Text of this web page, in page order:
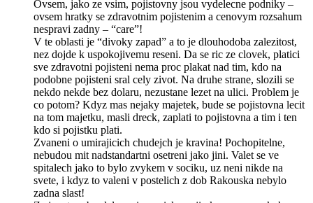
Ovsem, jako ze vsim, pojistovny jsou vydelecne podniky –
ovsem hratky se zdravotnim pojistenim a cenovym rozsahum
nespravi zadny – “care”!
V te oblasti je “divoky zapad” a to je dlouhodoba zalezitost,
nez dojde k uspokojivemu reseni. Da se ric ze clovek, platici
sve zdravotni pojisteni nema proc plakat nad tim, kdo na
podobne pojisteni sral cely zivot. Na druhe strane, slozili se
nekdo nekde bez dolaru, nezustane lezet na ulici. Problem je
co potom? Kdyz mas nejaky majetek, bude se pojistovna lecit
na tom majetku, masli dreck, zaplati to pojistovna a tim i ten
kdo si pojistku plati.
Zvaneni o umirajicich chudejch je kravina! Pochopitelne,
nebudou mit nadstandartni osetreni jako jini. Valet se ve
spitalech jako to bylo zvykem v sociku, uz neni nikde na
svete, i kdyz to valeni v postelich z dob Rakouska nebylo
zadna slast!